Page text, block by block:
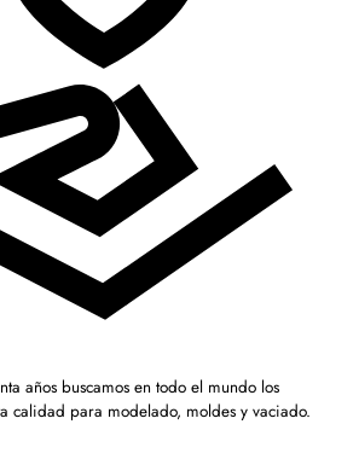
años buscamos en todo el mundo los
calidad para modelado, moldes y vaciado.